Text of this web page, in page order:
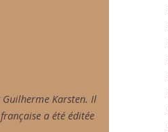
Karsten. Il
a été éditée